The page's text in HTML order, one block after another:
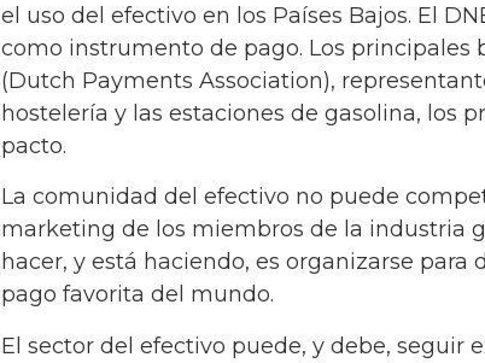
el uso del efectivo en los Países Bajos. El
como instrumento de pago. Los principales
(Dutch Payments Association),
hostelería y las estaciones de gasolina, los
pacto.
La comunidad del efectivo no puede
marketing de los miembros de la industria
hacer, y está haciendo, es organizarse
pago favorita del mundo.
El sector del efectivo puede, y debe, seguir